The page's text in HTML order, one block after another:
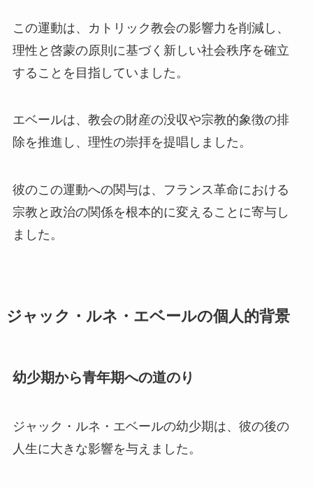
この運動は、カトリック教会の影響力を削減し、
理性と啓蒙の原則に基づく新しい社会秩序を確立
することを目指していました。
エベールは、教会の財産の没収や宗教的象徴の排
除を推進し、理性の崇拝を提唱しました。
彼のこの運動への関与は、フランス革命における
宗教と政治の関係を根本的に変えることに寄与し
ました。
ジャック・ルネ・エベールの個人的背景
幼少期から青年期への道のり
ジャック・ルネ・エベールの幼少期は、彼の後の
人生に大きな影響を与えました。